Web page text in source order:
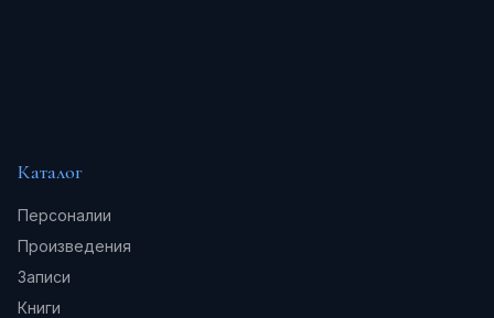
Каталог
Персоналии
Произведения
Записи
Книги